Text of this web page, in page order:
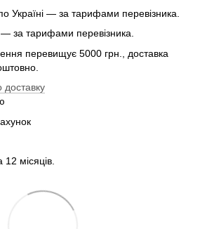
Україні — за тарифами перевізника.
за тарифами перевізника.
перевищує 5000 грн., доставка
доставку
12 місяців.